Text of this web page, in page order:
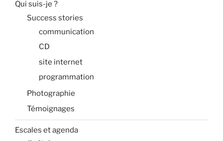
Qui suis-je ?
Success stories
communication
CD
site internet
programmation
Photographie
Témoignages
Escales et agenda